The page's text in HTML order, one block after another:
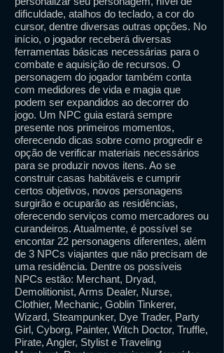
dificuldade, atalhos do teclado, a cor do
cursor, dentre diversas outras opções. No
início, o jogador receberá diversas
ferramentas básicas necessárias para o
combate e aquisição de recursos. O
personagem do jogador também conta
com medidores de vida e magia que
podem ser expandidos ao decorrer do
jogo. Um NPC guia estará sempre
presente nos primeiros momentos,
oferecendo dicas sobre como progredir e
opção de verificar materiais necessários
para se produzir novos itens. Ao se
construir casas habitáveis e cumprir
certos objetivos, novos personagens
surgirão e ocuparão as residências,
oferecendo serviços como mercadores ou
curandeiros. Atualmente, é possível se
encontar 22 personagens diferentes, além
de 3 NPCs viajantes que não precisam de
uma residência. Dentre os possíveis
NPCs estão: Merchant, Dryad,
Demolitionist, Arms Dealer, Nurse,
Clothier, Mechanic, Goblin Tinkerer,
Wizard, Steampunker, Dye Trader, Party
Girl, Cyborg, Painter, Witch Doctor, Truffle,
Pirate, Angler, Stylist e Traveling